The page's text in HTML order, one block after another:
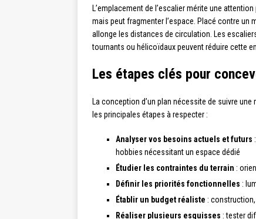
L’emplacement de l’escalier mérite une
mais peut fragmenter l’espace. Placé contre un
allonge les distances de circulation. Les
tournants ou hélicoïdaux peuvent réduire cette
Les étapes clés pour
La conception d’un plan nécessite de suivre
les principales étapes à respecter :
Analyser vos besoins actuels et futurs
hobbies nécessitant un espace dédié
Étudier les contraintes du terrain :
Définir les priorités fonctionnelles :
Établir un budget réaliste :
Réaliser plusieurs esquisses : tester